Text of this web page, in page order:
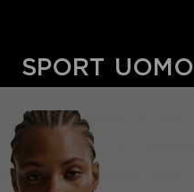
SPORT UOMO